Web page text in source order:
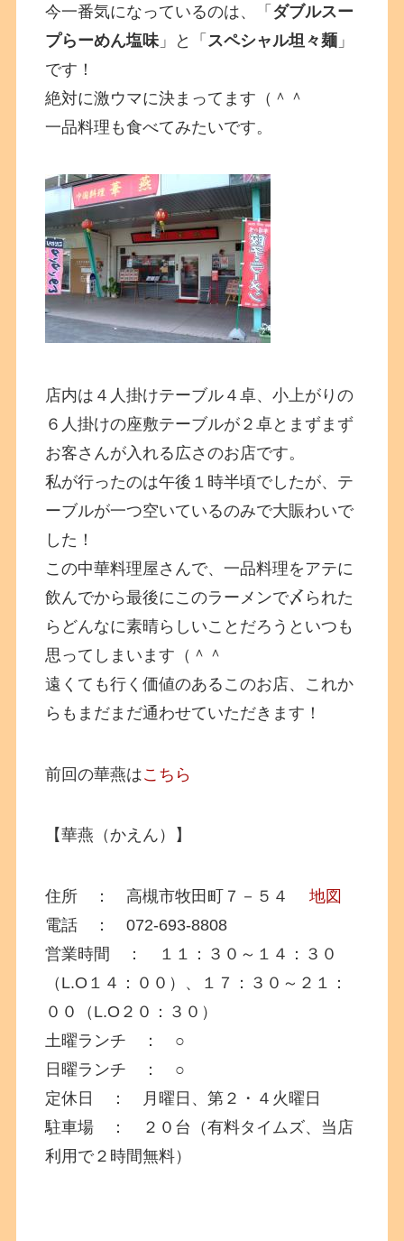
今一番気になっているのは、「 ダブルスー
プらーめん塩味 」と「 スペシャル坦々麺 」
です！
絶対に激ウマに決まってます（＾＾
一品料理も食べてみたいです。
店内は４人掛けテーブル４卓、小上がりの
６人掛けの座敷テーブルが２卓とまずまず
お客さんが入れる広さのお店です。
私が行ったのは午後１時半頃でしたが、テ
ーブルが一つ空いているのみで大賑わいで
した！
この中華料理屋さんで、一品料理をアテに
飲んでから最後にこのラーメンで〆られた
らどんなに素晴らしいことだろうといつも
思ってしまいます（＾＾
遠くても行く価値のあるこのお店、これか
らもまだまだ通わせていただきます！
前回の華燕はこちら
【華燕（かえん）】
住所 ： 高槻市牧田町７－５４地図
電話 ： 072-693-8808
営業時間 ： １１：３０～１４：３０
（L.O１４：００）、１７：３０～２１：
００（L.O２０：３０）
土曜ランチ ： ○
日曜ランチ ： ○
定休日 ： 月曜日、第２・４火曜日
駐車場 ： ２０台（有料タイムズ、当店
利用で２時間無料）